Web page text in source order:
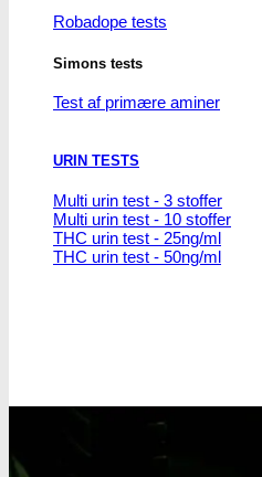
Robadope tests
Simons tests
Test af primære aminer
URIN TESTS
Multi urin test - 3 stoffer
Multi urin test - 10 stoffer
THC urin test - 25ng/ml
THC urin test - 50ng/ml